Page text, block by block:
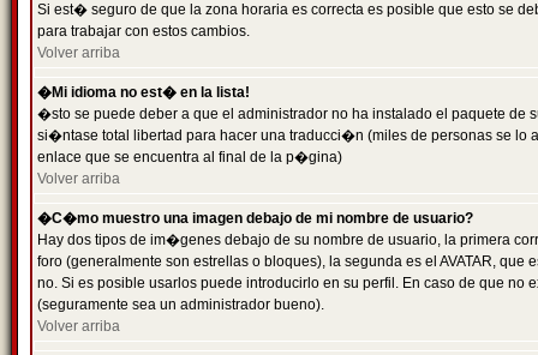
Si est� seguro de que la zona horaria es correcta es posible que esto se
para trabajar con estos cambios.
Volver arriba
�Mi idioma no est� en la lista!
�sto se puede deber a que el administrador no ha instalado el paquete
si�ntase total libertad para hacer una traducci�n (miles de personas se
enlace que se encuentra al final de la p�gina)
Volver arriba
�C�mo muestro una imagen debajo de mi nombre de usuario?
Hay dos tipos de im�genes debajo de su nombre de usuario, la primera
foro (generalmente son estrellas o bloques), la segunda es el AVATAR,
no. Si es posible usarlos puede introducirlo en su perfil. En caso de que
(seguramente sea un administrador bueno).
Volver arriba